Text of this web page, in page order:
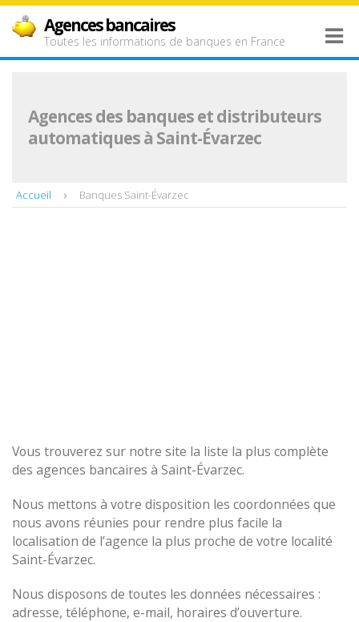
Agences bancaires
Toutes les informations de banques en France
Agences des banques et distributeurs
automatiques à Saint-Évarzec
Accueil Banques Saint-Évarzec
Vous trouverez sur notre site la liste la plus complète
des agences bancaires à Saint-Évarzec.
Nous mettons à votre disposition les coordonnées que
nous avons réunies pour rendre plus facile la
localisation de l’agence la plus proche de votre localité
Saint-Évarzec.
Nous disposons de toutes les données nécessaires :
adresse, téléphone, e-mail, horaires d’ouverture.